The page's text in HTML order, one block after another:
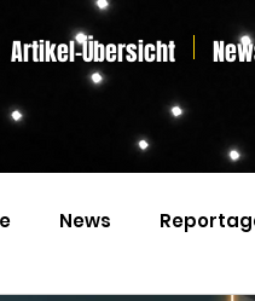
Artikel-Übersicht
News